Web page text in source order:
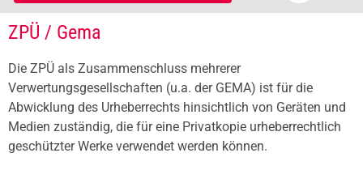
ZPÜ / Gema
Die ZPÜ als Zusammenschluss mehrerer
Verwertungsgesellschaften (u.a. der GEMA) ist für die
Abwicklung des Urheberrechts hinsichtlich von Geräten und
Medien zuständig, die für eine Privatkopie urheberrechtlich
geschützter Werke verwendet werden können.